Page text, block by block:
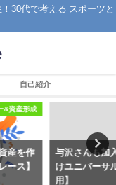
30代で考える スポーツと
自己紹介
も加入している富裕層向
ーサル生命保険【資産運